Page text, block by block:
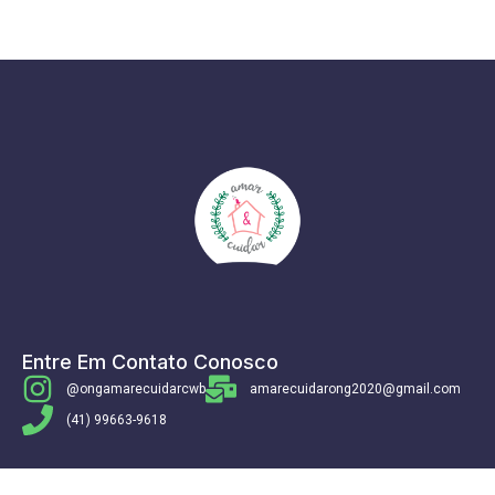
Entre Em Contato Conosco
@ongamarecuidarcwb
amarecuidarong2020@gmail.com
(41) 99663-9618